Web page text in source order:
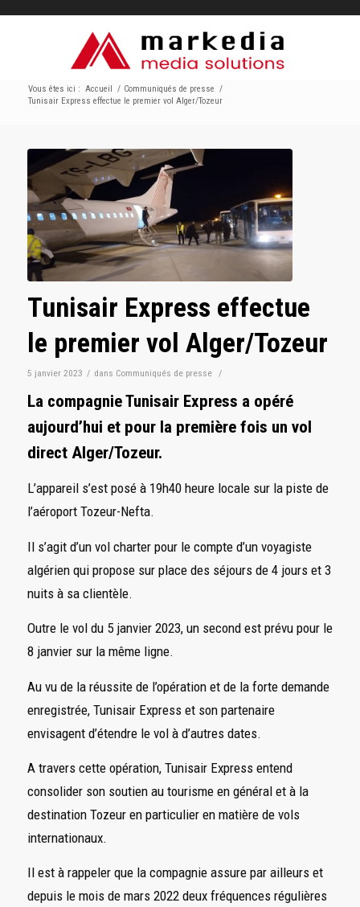
Vous êtes ici : Accueil / Communiqués de presse /
Tunisair Express effectue le premier vol Alger/Tozeur
Tunisair Express effectue
le premier vol Alger/Tozeur
5 janvier 2023 / dans Communiqués de presse /
La compagnie Tunisair Express a opéré
aujourd’hui et pour la première fois un vol
direct Alger/Tozeur.
L’appareil s’est posé à 19h40 heure locale sur la piste de
l’aéroport Tozeur-Nefta.
Il s’agit d’un vol charter pour le compte d’un voyagiste
algérien qui propose sur place des séjours de 4 jours et 3
nuits à sa clientèle.
Outre le vol du 5 janvier 2023, un second est prévu pour le
8 janvier sur la même ligne.
Au vu de la réussite de l’opération et de la forte demande
enregistrée, Tunisair Express et son partenaire
envisagent d’étendre le vol à d’autres dates.
A travers cette opération, Tunisair Express entend
consolider son soutien au tourisme en général et à la
destination Tozeur en particulier en matière de vols
internationaux.
Il est à rappeler que la compagnie assure par ailleurs et
depuis le mois de mars 2022 deux fréquences régulières